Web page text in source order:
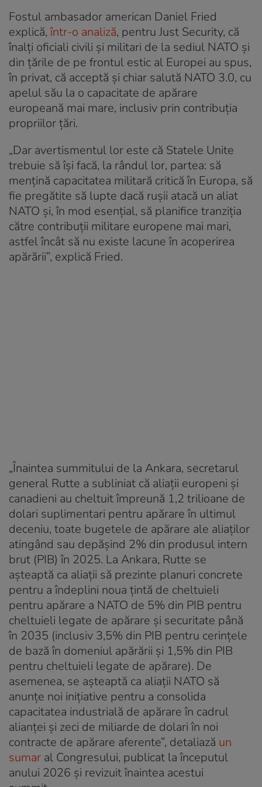
Fostul ambasador american Daniel Fried
explică,într-o analiză, pentru Just Security, că
înalți oficiali civili și militari de la sediul NATO și
din țările de pe frontul estic al Europei au spus,
în privat, că acceptă și chiar salută NATO 3.0, cu
apelul său la o capacitate de apărare
europeană mai mare, inclusiv prin contribuția
propriilor țări.
„Dar avertismentul lor este că Statele Unite
trebuie să își facă, la rândul lor, partea: să
mențină capacitatea militară critică în Europa, să
fie pregătite să lupte dacă rușii atacă un aliat
NATO și, în mod esențial, să planifice tranziția
către contribuții militare europene mai mari,
astfel încât să nu existe lacune în acoperirea
apărării”, explică Fried.
„Înaintea summitului de la Ankara, secretarul
general Rutte a subliniat că aliații europeni și
canadieni au cheltuit împreună 1,2 trilioane de
dolari suplimentari pentru apărare în ultimul
deceniu, toate bugetele de apărare ale aliaților
atingând sau depășind 2% din produsul intern
brut (PIB) în 2025. La Ankara, Rutte se
așteaptă ca aliații să prezinte planuri concrete
pentru a îndeplini noua țintă de cheltuieli
pentru apărare a NATO de 5% din PIB pentru
cheltuieli legate de apărare și securitate până
în 2035 (inclusiv 3,5% din PIB pentru cerințele
de bază în domeniul apărării și 1,5% din PIB
pentru cheltuieli legate de apărare). De
asemenea, se așteaptă ca aliații NATO să
anunțe noi inițiative pentru a consolida
capacitatea industrială de apărare în cadrul
alianței și zeci de miliarde de dolari în noi
contracte de apărare aferente”, detaliază un
sumar al Congresului, publicat la începutul
anului 2026 și revizuit înaintea acestui